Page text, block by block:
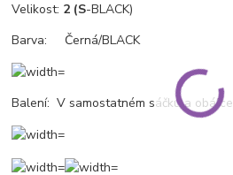
Velikost: 2 (S-BLACK)
Barva: Černá/BLACK
Balení: V samostatném sáčku a obálce